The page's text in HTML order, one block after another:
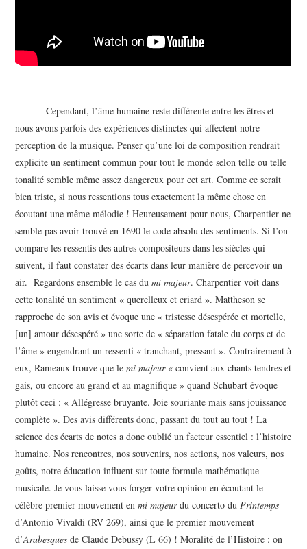
Cependant, l’âme humaine reste différente entre les êtres et
nous avons parfois des expériences distinctes qui affectent notre
perception de la musique. Penser qu’une loi de composition rendrait
explicite un sentiment commun pour tout le monde selon telle ou telle
tonalité semble même assez dangereux pour cet art. Comme ce serait
bien triste, si nous ressentions tous exactement la même chose en
écoutant une même mélodie ! Heureusement pour nous, Charpentier ne
semble pas avoir trouvé en 1690 le code absolu des sentiments. Si l’on
compare les ressentis des autres compositeurs dans les siècles qui
suivent, il faut constater des écarts dans leur manière de percevoir un
air. Regardons ensemble le cas dumi majeur. Charpentier voit dans
cette tonalité un sentiment « querelleux et criard ». Mattheson se
rapproche de son avis et évoque une « tristesse désespérée et mortelle,
[un] amour désespéré » une sorte de « séparation fatale du corps et de
l’âme » engendrant un ressenti « tranchant, pressant ». Contrairement à
eux, Rameaux trouve que lemi majeur « convient aux chants tendres et
gais, ou encore au grand et au magnifique » quand Schubart évoque
plutôt ceci : « Allégresse bruyante. Joie souriante mais sans jouissance
complète ». Des avis différents donc, passant du tout au tout ! La
science des écarts de notes a donc oublié un facteur essentiel : l’histoire
humaine. Nos rencontres, nos souvenirs, nos actions, nos valeurs, nos
goûts, notre éducation influent sur toute formule mathématique
musicale. Je vous laisse vous forger votre opinion en écoutant le
célèbre premier mouvement enmi majeurdu concerto duPrintemps
d’Antonio Vivaldi (RV 269), ainsi que le premier mouvement
d’Arabesques de Claude Debussy (L 66) ! Moralité de l’Histoire : on